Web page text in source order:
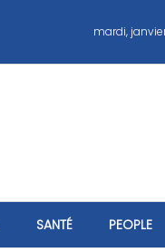
mardi,
SANTÉ PEOPLE